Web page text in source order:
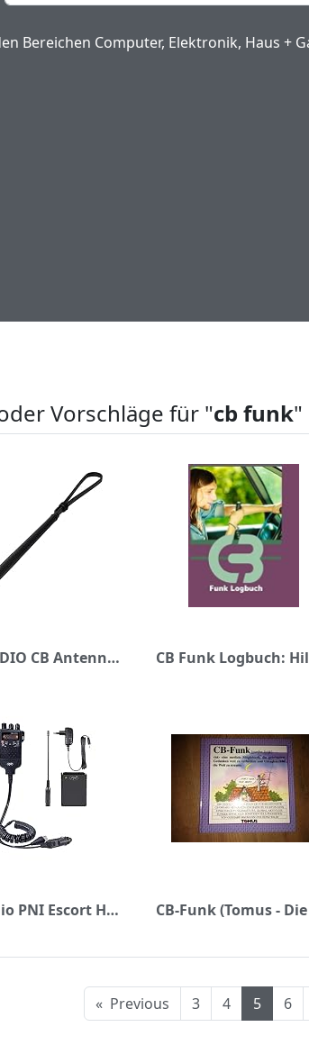
Bereichen Computer, Elektronik, Haus +
Vorschläge für "cb funk"
TWAYRDIO CB Antenne 27MHz CS Taktische BNC-Antenne 65,5 cm (25,8 Zoll) für Cobra Midland Alan 42 Uniden Anytone Cb Handheld/Portable Radio Polizeiscanner
CB Radio PNI Escort HP 62 und PNI PB-HP62 Zubehörkit
« Previous 3 4 5 6